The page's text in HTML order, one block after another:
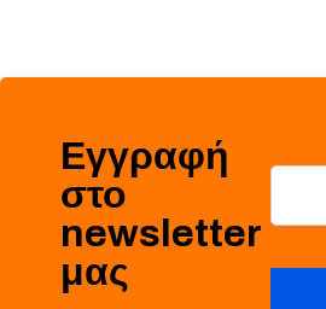
Εγγραφή
στο
newsletter
μας